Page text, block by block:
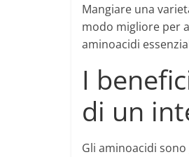
Mangiare una
modo migliore per
aminoacidi
I
di un
Gli aminoacidi